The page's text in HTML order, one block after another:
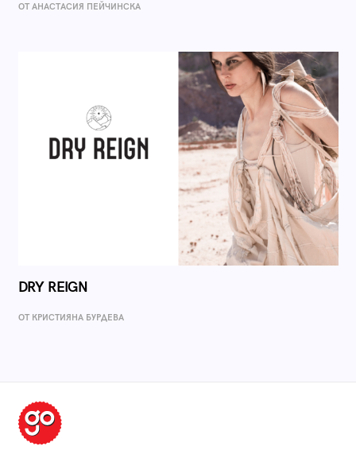
ОТ AНАСТАСИЯ ПЕЙЧИНСКА
DRY REIGN
ОТ КРИСТИЯНА БУРДЕВА